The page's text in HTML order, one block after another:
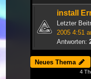
install
Letzter
2005 4:51
Antworten:
Neues Thema
4